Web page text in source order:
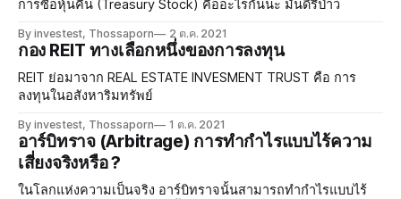
การซื้อหุ้นคืน (Treasury Stock) คืออะไรกันนะ มันดีรึป่าว
By investest, Thossaporn 2 ต.ค. 2021
กอง REIT ทางเลือกหนึ่งของการลงทุน
REIT ย่อมาจาก REAL ESTATE INVESMENT TRUST คือ การ
ลงทุนในอสังหาริมทรัพย์
By investest, Thossaporn 1 ต.ค. 2021
อาร์บิทราจ (Arbitrage) การทำกำไรแบบไร้ความ
เสี่ยงจริงหรือ ?
ในโลกแห่งความเป็นจริง อาร์บิทราจนั้นสามารถทำกำไรแบบไร้